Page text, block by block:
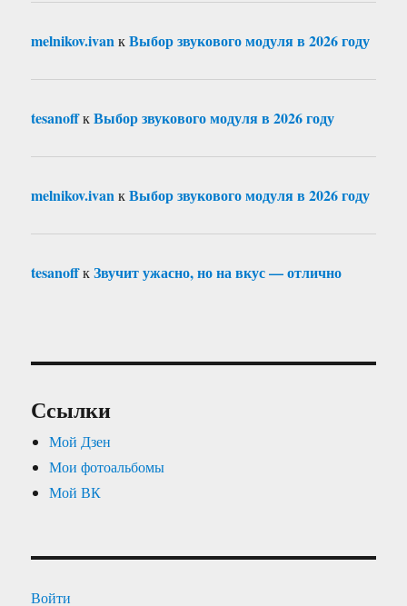
melnikov.ivanкВыбор звукового модуля в 2026 году
tesanoffкВыбор звукового модуля в 2026 году
melnikov.ivanкВыбор звукового модуля в 2026 году
tesanoffкЗвучит ужасно, но на вкус — отлично
Ссылки
Мой Дзен
Мои фотоальбомы
Мой ВК
Войти